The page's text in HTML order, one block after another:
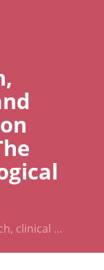
clinical …